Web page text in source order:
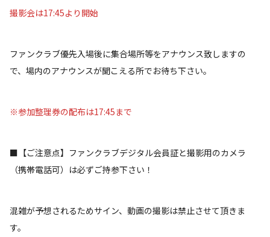
撮影会は17:45より開始
ファンクラブ優先入場後に集合場所等をアナウンス致しますの
で、場内のアナウンスが聞こえる所でお待ち下さい。
※参加整理券の配布は17:45まで
■【ご注意点】ファンクラブデジタル会員証と撮影用のカメラ
（携帯電話可）は必ずご持参下さい！
混雑が予想されるためサイン、動画の撮影は禁止させて頂きま
す。